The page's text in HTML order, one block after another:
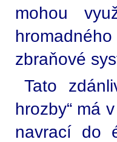
mohou
zbraňové
Tato
hrozby“ má
navrací do